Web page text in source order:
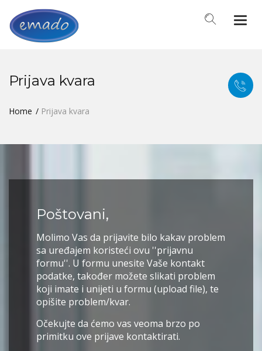
Prijava kvara
Home Prijava kvara
Poštovani,
Molimo Vas da prijavite bilo kakav problem
sa uređajem koristeći ovu ''prijavnu
formu''. U formu unesite Vaše kontakt
podatke, također možete slikati problem
koji imate i unijeti u formu (upload file), te
opišite problem/kvar.
Očekujte da ćemo vas veoma brzo po
primitku ove prijave kontaktirati.